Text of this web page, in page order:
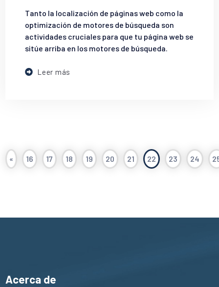
Tanto la localización de páginas web como la
optimización de motores de búsqueda son
actividades cruciales para que tu página web se
sitúe arriba en los motores de búsqueda.
Leer más
« 16 17 18 19 20 21 22 23 24
Acerca de